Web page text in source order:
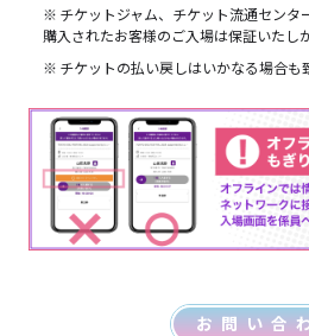
チケットジャム、チケット流通センタ
購入されたお客様のご入場は保証いたし
チケットの払い戻しはいかなる場合も
お問い合